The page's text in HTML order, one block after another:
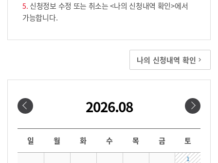
신청정보 수정 또는 취소는 <나의 신청내역 확인>에서
가능합니다.
나의 신청내역 확인
2026.08
날짜선택
일 월 화 수 목 금 토
1